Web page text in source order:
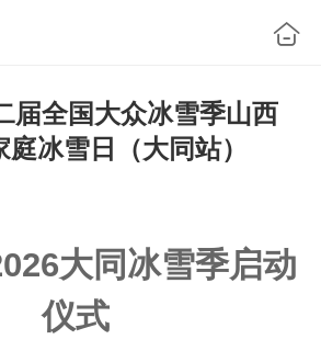
届全国大众冰雪季山西
冰雪日（大同站）
大同冰雪季启动
仪式